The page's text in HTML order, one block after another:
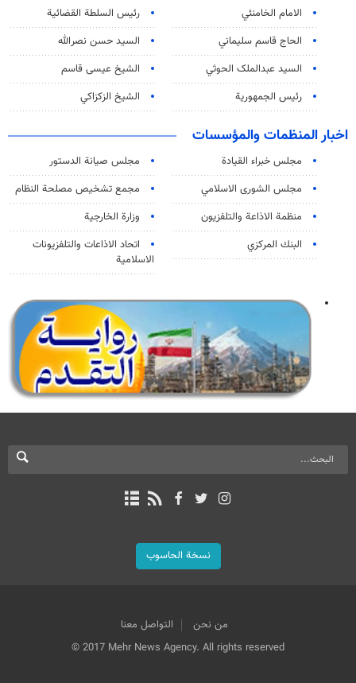
الامام الخامنئي
رئیس السلطة القضائیة
الحاج قاسم سليماني
السيد حسن نصرالله
السید عبدالملک الحوثي
الشيخ عيسى قاسم
رئيس الجمهورية
الشيخ الزكزاكي
اخبار المنظمات والمؤسسات
مجلس خبراء القيادة
مجلس صيانة الدستور
مجلس الشورى الاسلامي
مجمع تشخيص مصلحة النظام
منظمة الاذاعة والتلفزیون
وزارة الخارجية
البنك المركزي
اتحاد الاذاعات والتلفزيونات
الاسلامية
نسخة الحاسوب
من نحن
التواصل معنا
© 2017 Mehr News Agency. All rights reserved